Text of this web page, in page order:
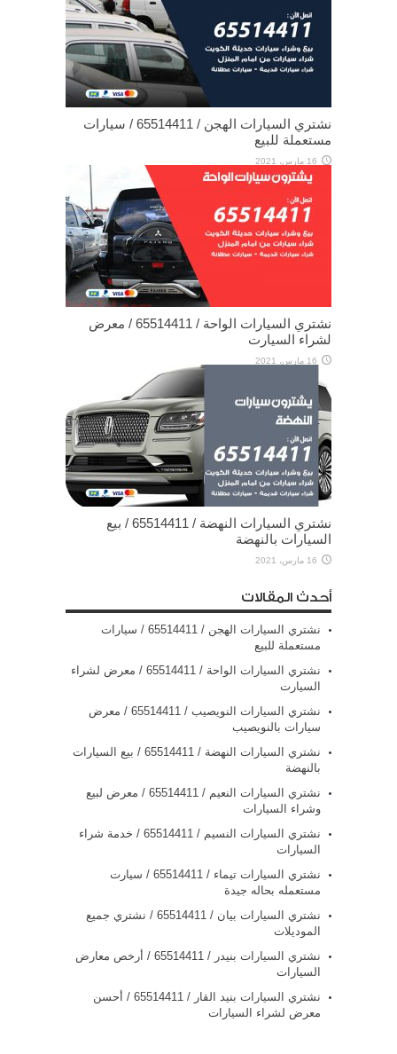
نشتري السيارات الهجن / 65514411 / سيارات
مستعملة للبيع
16 مارس، 2021
نشتري السيارات الواحة / 65514411 / معرض
لشراء السيارت
16 مارس، 2021
نشتري السيارات النهضة / 65514411 / بيع
السيارات بالنهضة
16 مارس، 2021
أحدث المقالات
نشتري السيارات الهجن / 65514411 / سيارات
مستعملة للبيع
نشتري السيارات الواحة / 65514411 / معرض لشراء
السيارت
نشتري السيارات النويصيب / 65514411 / معرض
سيارات بالنويصيب
نشتري السيارات النهضة / 65514411 / بيع السيارات
بالنهضة
نشتري السيارات النعيم / 65514411 / معرض لبيع
وشراء السيارات
نشتري السيارات النسيم / 65514411 / خدمة شراء
السيارات
نشتري السيارات تيماء / 65514411 / سيارت
مستعمله بحاله جيدة
نشتري السيارات بيان / 65514411 / نشتري جميع
الموديلات
نشتري السيارات بنيدر / 65514411 / أرخص معارض
السيارات
نشتري السيارات بنيد القار / 65514411 / أحسن
معرض لشراء السيارات